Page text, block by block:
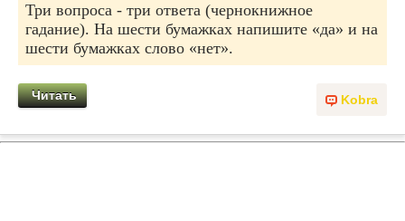
Три вопроса - три ответа (чернокнижное
гадание). На шести бумажках напишите «да» и на
шести бумажках слово «нет».
Kobra
Читать